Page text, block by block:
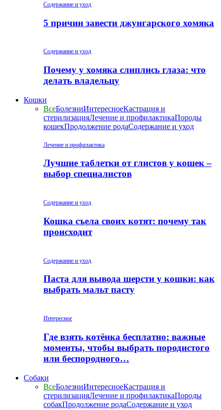
Содержание и уход
5 причин завести джунгарского хомяка
Содержание и уход
Почему у хомяка слиплись глаза: что
делать владельцу
Кошки
ВсеБолезниИнтересноеКастрация и
стерилизацияЛечение и профилактикаПороды
кошекПродолжение родаСодержание и уход
Лечение и профилактика
Лучшие таблетки от глистов у кошек –
выбор специалистов
Содержание и уход
Кошка съела своих котят: почему так
происходит
Содержание и уход
Паста для вывода шерсти у кошки: как
выбрать мальт пасту
Интересное
Где взять котёнка бесплатно: важные
моменты, чтобы выбрать породистого
или беспородного…
Собаки
ВсеБолезниИнтересноеКастрация и
стерилизацияЛечение и профилактикаПороды
собакПродолжение родаСодержание и уход